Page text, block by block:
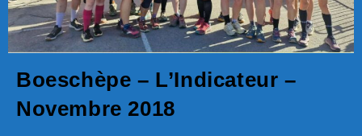
Boeschèpe – L’Indicateur –
Novembre 2018